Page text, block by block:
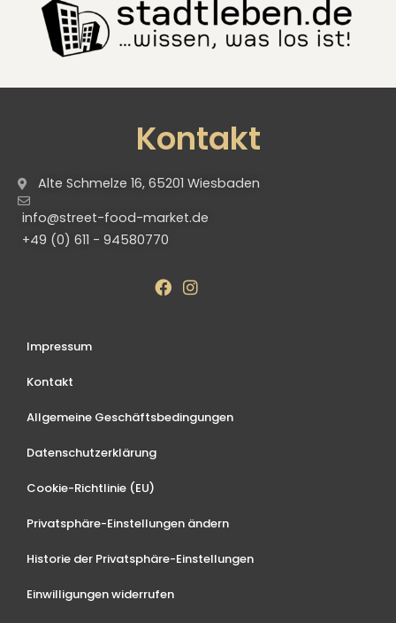
Kontakt
Alte Schmelze 16, 65201 Wiesbaden
info@street-food-market.de
+49 (0) 611 - 94580770
Impressum
Kontakt
Allgemeine Geschäftsbedingungen
Datenschutzerklärung
Cookie-Richtlinie (EU)
Privatsphäre-Einstellungen ändern
Historie der Privatsphäre-Einstellungen
Einwilligungen widerrufen